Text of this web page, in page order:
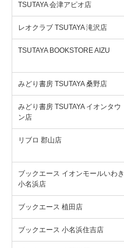
TSUTAYA 会津アピオ店
レオクラブ TSUTAYA 滝沢店
TSUTAYA BOOKSTORE AIZU
みどり書房 TSUTAYA 桑野店
みどり書房 TSUTAYA イオンタウ
ン店
リブロ 郡山店
ブックエース イオンモールいわき
小名浜店
ブックエース 植田店
ブックエース 小名浜住吉店